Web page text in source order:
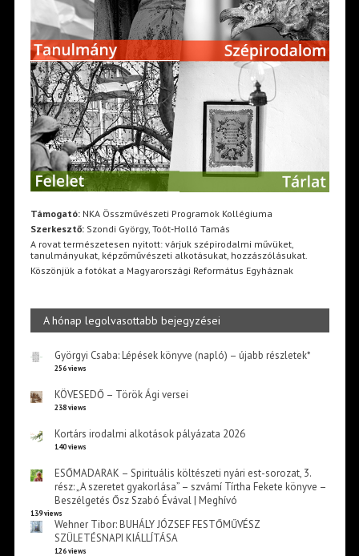
Támogató:NKA Összművészeti Programok Kollégiuma
Szerkesztő:Szondi György, Toót-Holló Tamás
A rovat természetesen nyitott: várjuk szépirodalmi művüket,
tanulmányukat, képzőművészeti alkotásukat, hozzászólásukat.
Köszönjük a fotókat a Magyarországi Református Egyháznak
A hónap legolvasottabb bejegyzései
Györgyi Csaba: Lépések könyve (napló) – újabb részletek*
256 views
KÖVESEDŐ – Török Ági versei
238 views
Kortárs irodalmi alkotások pályázata 2026
140 views
ESŐMADARAK – Spirituális költészeti nyári est-sorozat, 3.
rész: „A szeretet gyakorlása” – szvámí Tírtha Fekete könyve –
Beszélgetés Ősz Szabó Évával | Meghívó
139 views
Wehner Tibor: BUHÁLY JÓZSEF FESTŐMŰVÉSZ
SZÜLETÉSNAPI KIÁLLÍTÁSA
126 views